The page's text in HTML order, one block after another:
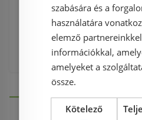
Komplett bútorok ,
Guido S-1013
szabására és a
használatára
elemző
információkkal,
amelyeket a
össze.
Kötelező